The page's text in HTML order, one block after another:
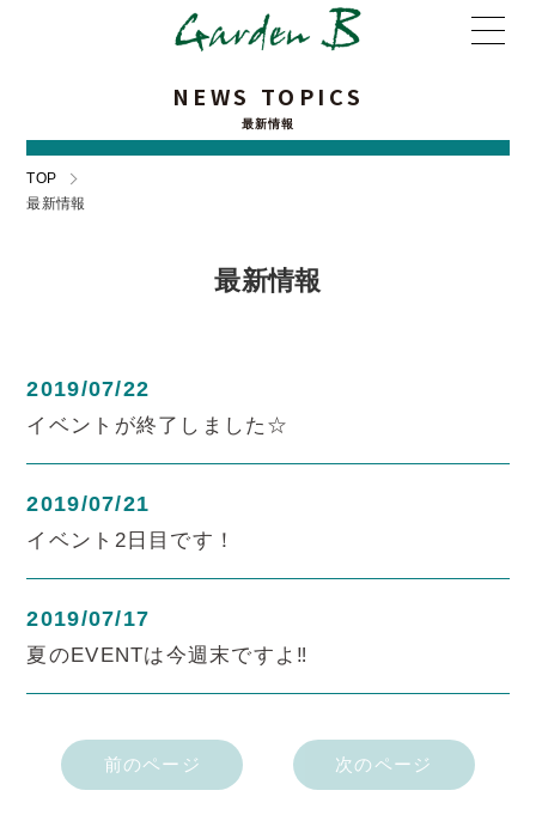
NEWS TOPICS
最新情報
TOP
最新情報
最新情報
2019/07/22
イベントが終了しました☆
2019/07/21
イベント2日目です！
2019/07/17
夏のEVENTは今週末ですよ‼
前のページ 次のページ